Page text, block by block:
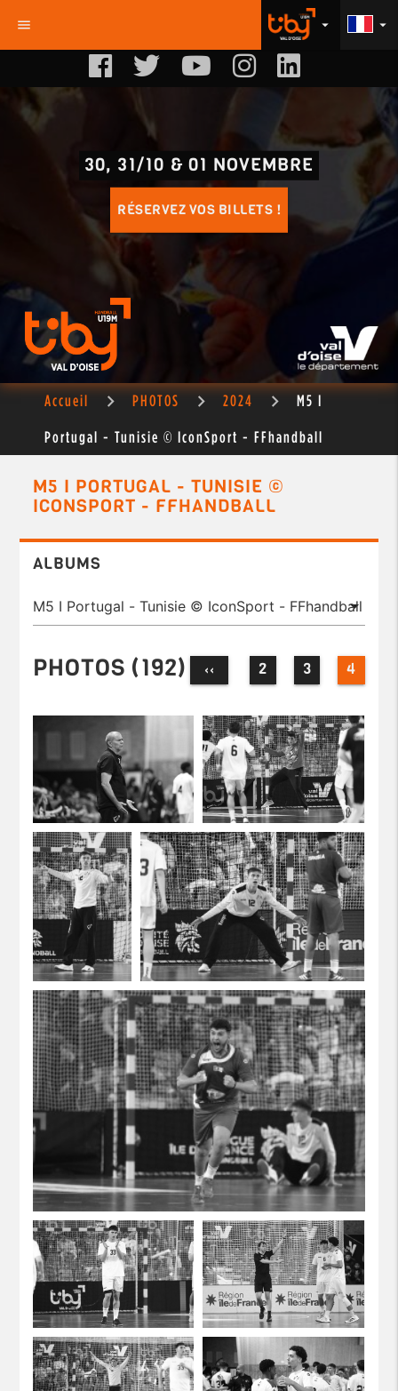
menu arrow_drop_down
arrow_drop_down
30, 31/10 & 01 NOVEMBRE
RÉSERVEZ VOS BILLETS !
Accueil PHOTOS 2024 M5 I
Portugal - Tunisie © IconSport - FFhandball
M5 I PORTUGAL - TUNISIE ©
ICONSPORT - FFHANDBALL
ALBUMS
PHOTOS (192) ‹‹ 2 3 4